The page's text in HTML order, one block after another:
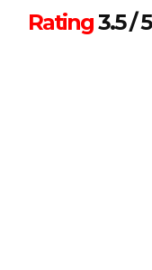
Rating3.5 / 5